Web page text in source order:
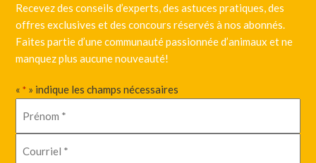
Recevez des conseils d’experts, des astuces pratiques, des
offres exclusives et des concours réservés à nos abonnés.
Faites partie d’une communauté passionnée d’animaux et ne
manquez plus aucune nouveauté!
«* » indique les champs nécessaires